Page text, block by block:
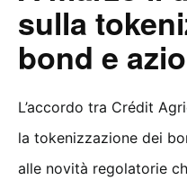
sulla
bond e
L’accordo tra Crédit
la tokenizzazione dei
alle novità regolatorie